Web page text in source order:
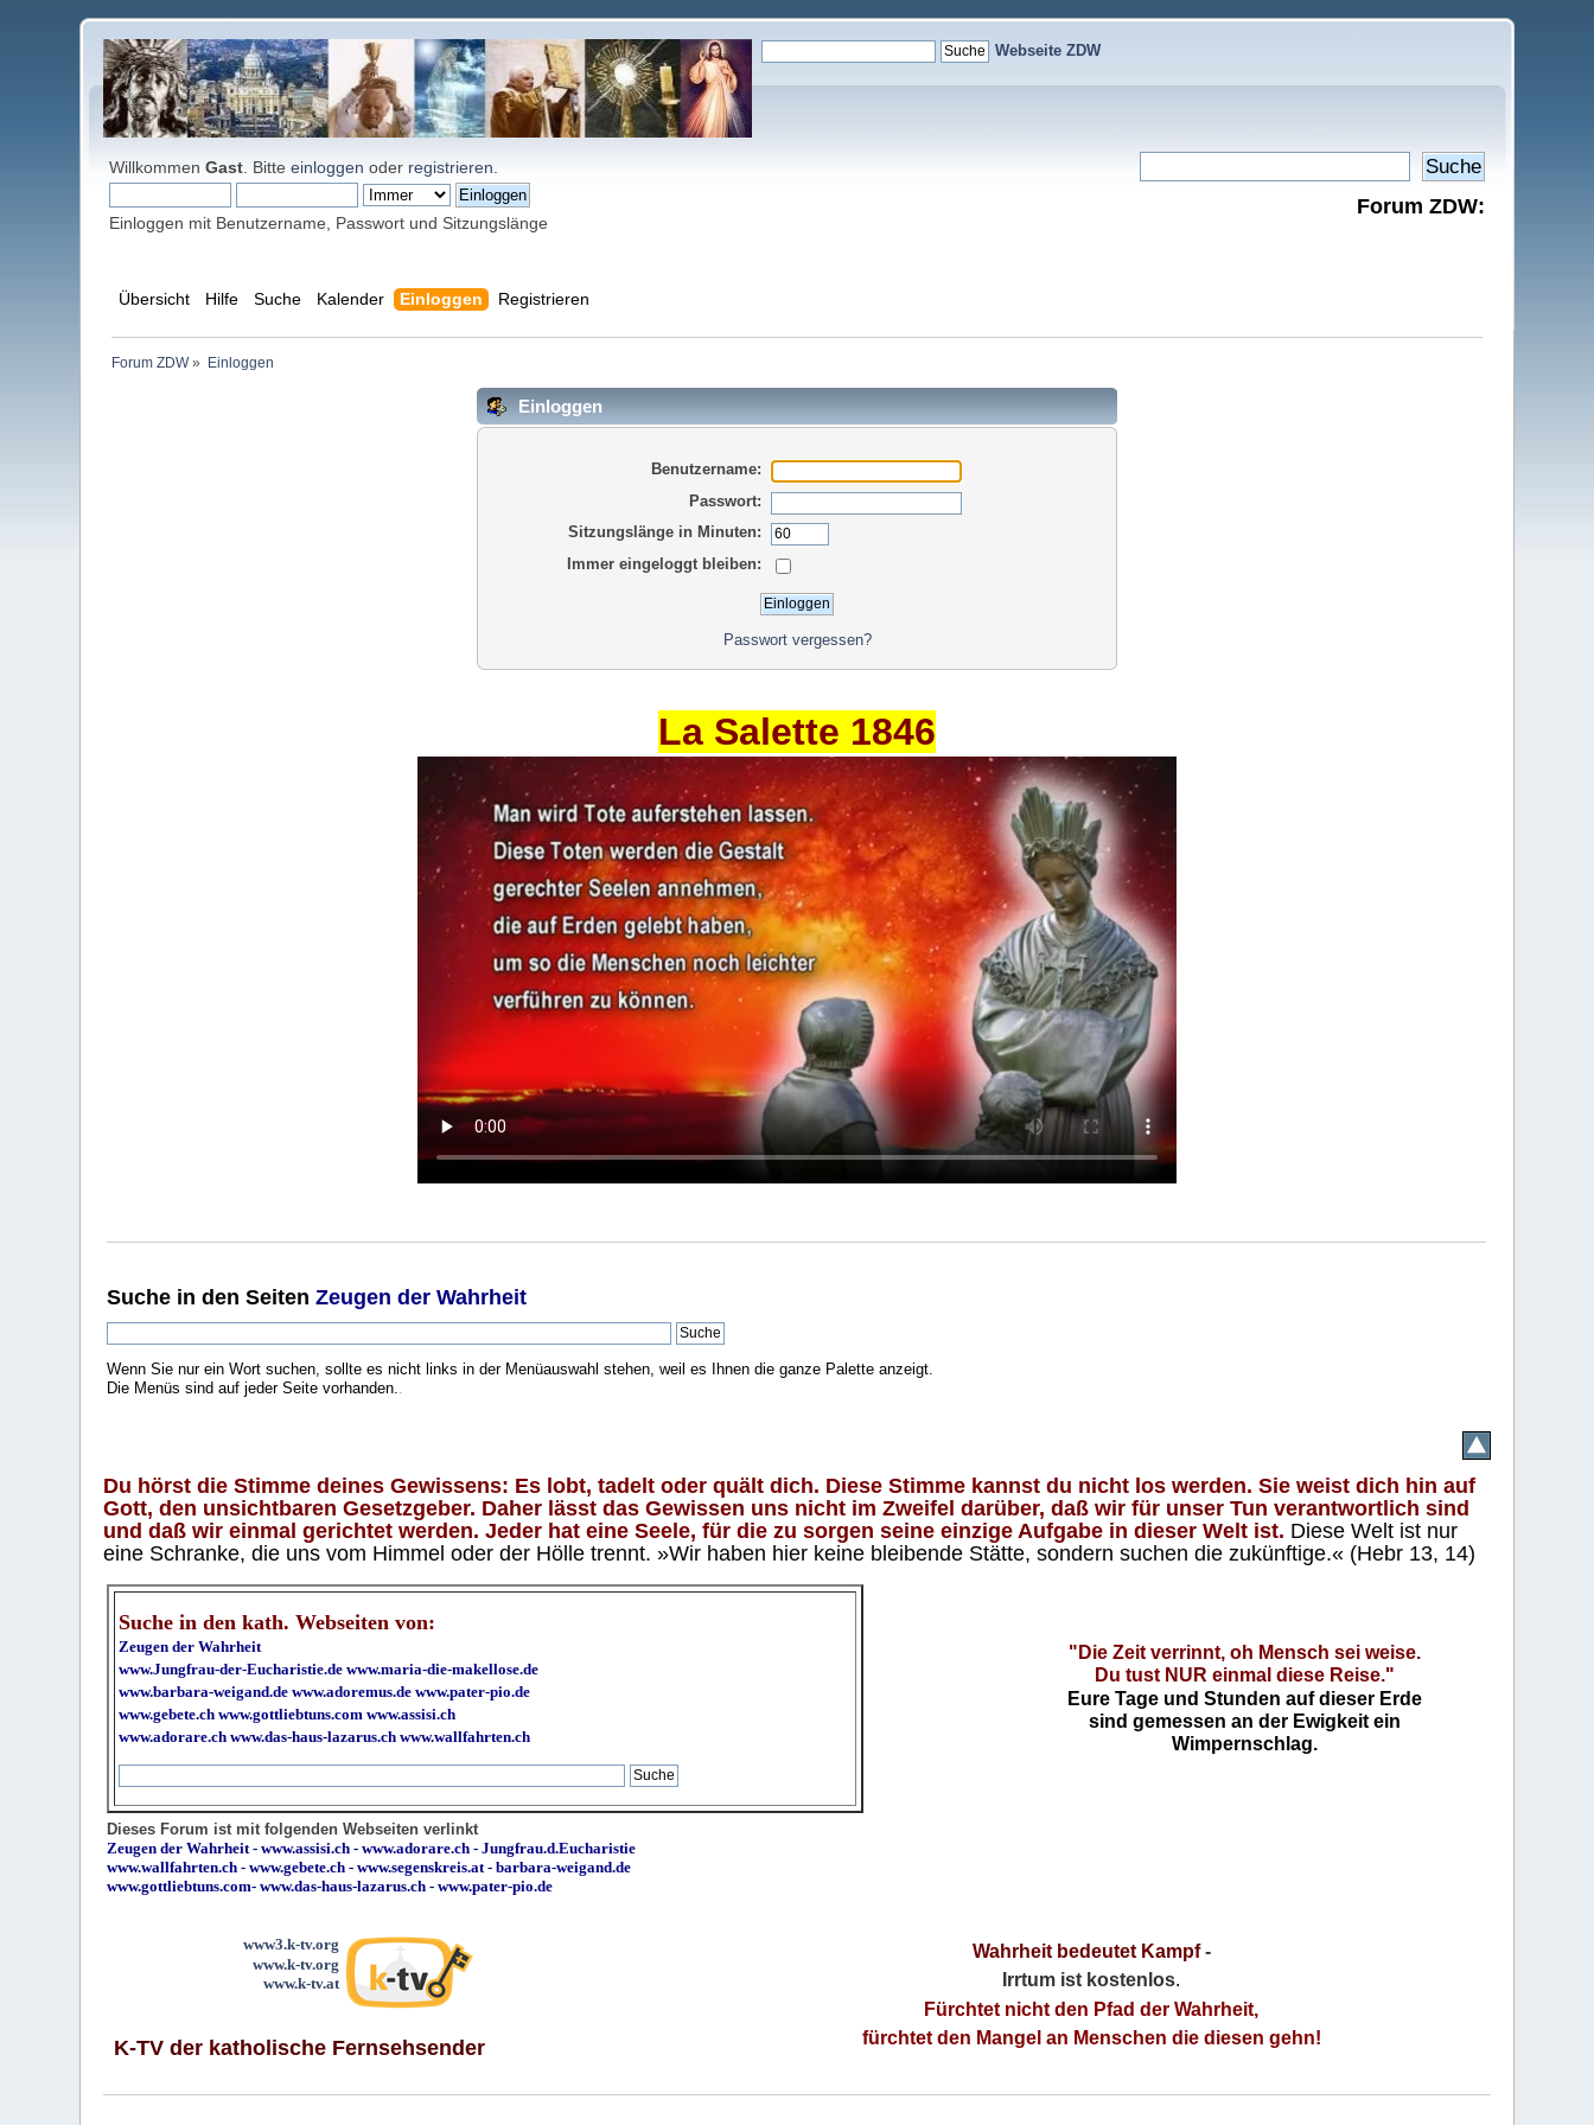
Webseite ZDW
WillkommenGast . Bitteeinloggen oder registrieren
Einloggen mit Benutzername, Passwort und Sitzungslänge
Forum ZDW:
Übersicht Hilfe Suche Kalender Einloggen Registrieren
Forum ZDW» Einloggen
Einloggen
Benutzername:
Passwort:
Sitzungslänge in Minuten:
Immer eingeloggt bleiben:
Passwort vergessen?
La Salette 1846
Suche in den SeitenZeugen der Wahrheit
Wenn Sie nur ein Wort suchen, sollte es nicht links in der Menüauswahl stehen, weil es Ihnen die ganze Palette anzeigt.
Die Menüs sind auf jeder Seite vorhanden.
Du hörst die Stimme deines Gewissens: Es lobt, tadelt oder quält dich. Diese Stimme kannst du nicht los werden. Sie weist dich hin auf
Gott, den unsichtbaren Gesetzgeber. Daher lässt das Gewissen uns nicht im Zweifel darüber, daß wir für unser Tun verantwortlich sind
und daß wir einmal gerichtet werden. Jeder hat eine Seele, für die zu sorgen seine einzige Aufgabe in dieser Welt ist. Diese Welt ist nur
eine Schranke, die uns vom Himmel oder der Hölle trennt. »Wir haben hier keine bleibende Stätte, sondern suchen die zukünftige.« (Hebr 13, 14)
Suche in den kath. Webseiten von:
Zeugen der Wahrheit
www.Jungfrau-der-Eucharistie.de www.maria-die-makellose.de
www.barbara-weigand.de www.adoremus.de www.pater-pio.de
www.gebete.ch www.gottliebtuns.com www.assisi.ch
www.adorare.ch www.das-haus-lazarus.ch www.wallfahrten.ch
"Die Zeit verrinnt, oh Mensch sei weise.
Du tust NUR einmal diese Reise."
Eure Tage und Stunden auf dieser Erde
sind gemessen an der Ewigkeit ein
Wimpernschlag.
Dieses Forum ist mit folgenden Webseiten verlinkt
Zeugen der Wahrheit -www.assisi.ch -www.adorare.ch -Jungfrau.d.Eucharistie
www.wallfahrten.ch -www.gebete.ch -www.segenskreis.at -barbara-weigand.de
www.gottliebtuns.com-www.das-haus-lazarus.ch - www.pater-pio.de
www3.k-tv.org
www.k-tv.org
www.k-tv.at
K-TV der katholische Fernsehsender
Wahrheit bedeutet Kampf-
Irrtum ist kostenlos.
Fürchtet nicht den Pfad der Wahrheit,
fürchtet den Mangel an Menschen die diesen gehn!